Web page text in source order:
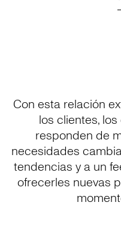
Con esta relación
los clientes,
responden de
necesidades
tendencias y a un
ofrecerles nuevas